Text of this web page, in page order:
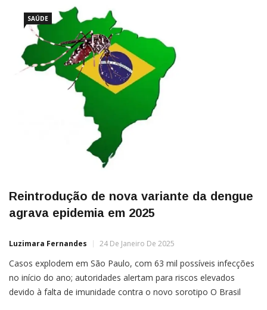
estilo de vida ativo. O mais […]
SAÚDE
Reintrodução de nova variante da dengue
agrava epidemia em 2025
Luzimara Fernandes 24 De Janeiro De 2025
Casos explodem em São Paulo, com 63 mil possíveis infecções
no início do ano; autoridades alertam para riscos elevados
devido à falta de imunidade contra o novo sorotipo O Brasil